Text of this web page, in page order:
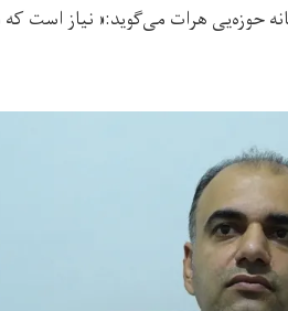
هرات می‌گوید:« نیاز است که